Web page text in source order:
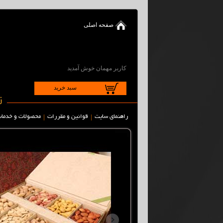
صفحه اصلی
کاربر مهمان خوش آمدید
سبد خرید
راهنمای سایت | قوانین و مقررات | محصولات و